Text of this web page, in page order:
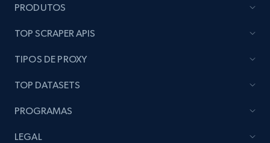
PRODUTOS
TOP SCRAPER APIS
TIPOS DE PROXY
TOP DATASETS
PROGRAMAS
LEGAL